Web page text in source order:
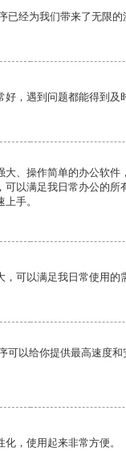
已经为我们带来了无限的
，遇到问题都能得到及
大、操作简单的办公软件
可以满足我日常办公的所
手。
可以满足我日常使用的
可以给你提供最高速度
，使用起来非常方便。